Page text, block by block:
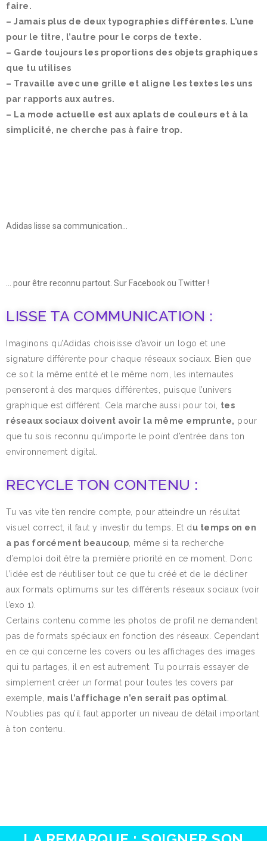
faire.
– Jamais plus de deux typographies différentes. L’une
pour le titre, l’autre pour le corps de texte.
– Garde toujours les proportions des objets graphiques
que tu utilises
– Travaille avec une grille et aligne les textes les uns
par rapports aux autres.
– La mode actuelle est aux aplats de couleurs et à la
simplicité, ne cherche pas à faire trop.
Adidas lisse sa communication…
… pour être reconnu partout. Sur Facebook ou Twitter !
LISSE TA COMMUNICATION :
Imaginons qu’Adidas choisisse d’avoir un logo et une
signature différente pour chaque réseaux sociaux. Bien que
ce soit la même entité et le même nom, les internautes
penseront à des marques différentes, puisque l’univers
graphique est différent. Cela marche aussi pour toi, tes
réseaux sociaux doivent avoir la même emprunte, pour
que tu sois reconnu qu’importe le point d’entrée dans ton
environnement digital.
RECYCLE TON CONTENU :
Tu vas vite t’en rendre compte, pour atteindre un résultat
visuel correct, il faut y investir du temps. Et d u temps on en
a pas forcément beaucoup , même si ta recherche
d’emploi doit être ta première priorité en ce moment. Donc
l’idée est de réutiliser tout ce que tu créé et de le décliner
aux formats optimums sur tes différents réseaux sociaux (voir
l’exo 1).
Certains contenu comme les photos de profil ne demandent
pas de formats spéciaux en fonction des réseaux. Cependant
en ce qui concerne les covers ou les affichages des images
qui tu partages, il en est autrement. Tu pourrais essayer de
simplement créer un format pour toutes tes covers par
exemple, mais l’affichage n’en serait pas optimal
N’oublies pas qu’il faut apporter un niveau de détail important
à ton contenu.